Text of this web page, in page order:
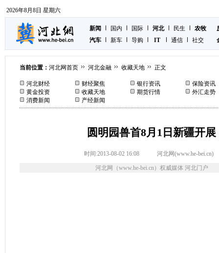
2026年8月8日 星期六
新闻 国内 国际 河北 民生
农牧
汽车
新车 导购 IT 通信 社交
当前位置： 河北网首页 河北金融 收藏天地 正文
河北财经 财经聚焦 银行资讯
保险资讯
黄金投资
收藏天地 期货行情
外汇走势
消费新闻
产经新闻
圆明园兽首8月1日新疆开展
时间:2013-08-02 16:08 河北网(www.he-bei.cn)
河北网（www.he-bei.cn）权威媒体 河北门户